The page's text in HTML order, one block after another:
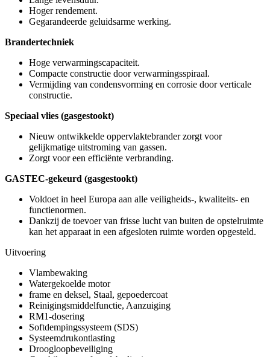
Hoger rendement.
Gegarandeerde geluidsarme werking.
Brandertechniek
Hoge verwarmingscapaciteit.
Compacte constructie door verwarmingsspiraal.
Vermijding van condensvorming en corrosie door verticale
constructie.
Speciaal vlies (gasgestookt)
Nieuw ontwikkelde oppervlaktebrander zorgt voor
gelijkmatige uitstroming van gassen.
Zorgt voor een efficiënte verbranding.
GASTEC-gekeurd (gasgestookt)
Voldoet in heel Europa aan alle veiligheids-, kwaliteits- en
functienormen.
Dankzij de toevoer van frisse lucht van buiten de opstelruimte
kan het apparaat in een afgesloten ruimte worden opgesteld.
Uitvoering
Vlambewaking
Watergekoelde motor
frame en deksel, Staal, gepoedercoat
Reinigingsmiddelfunctie, Aanzuiging
RM1-dosering
Softdempingssysteem (SDS)
Systeemdrukontlasting
Droogloopbeveiliging